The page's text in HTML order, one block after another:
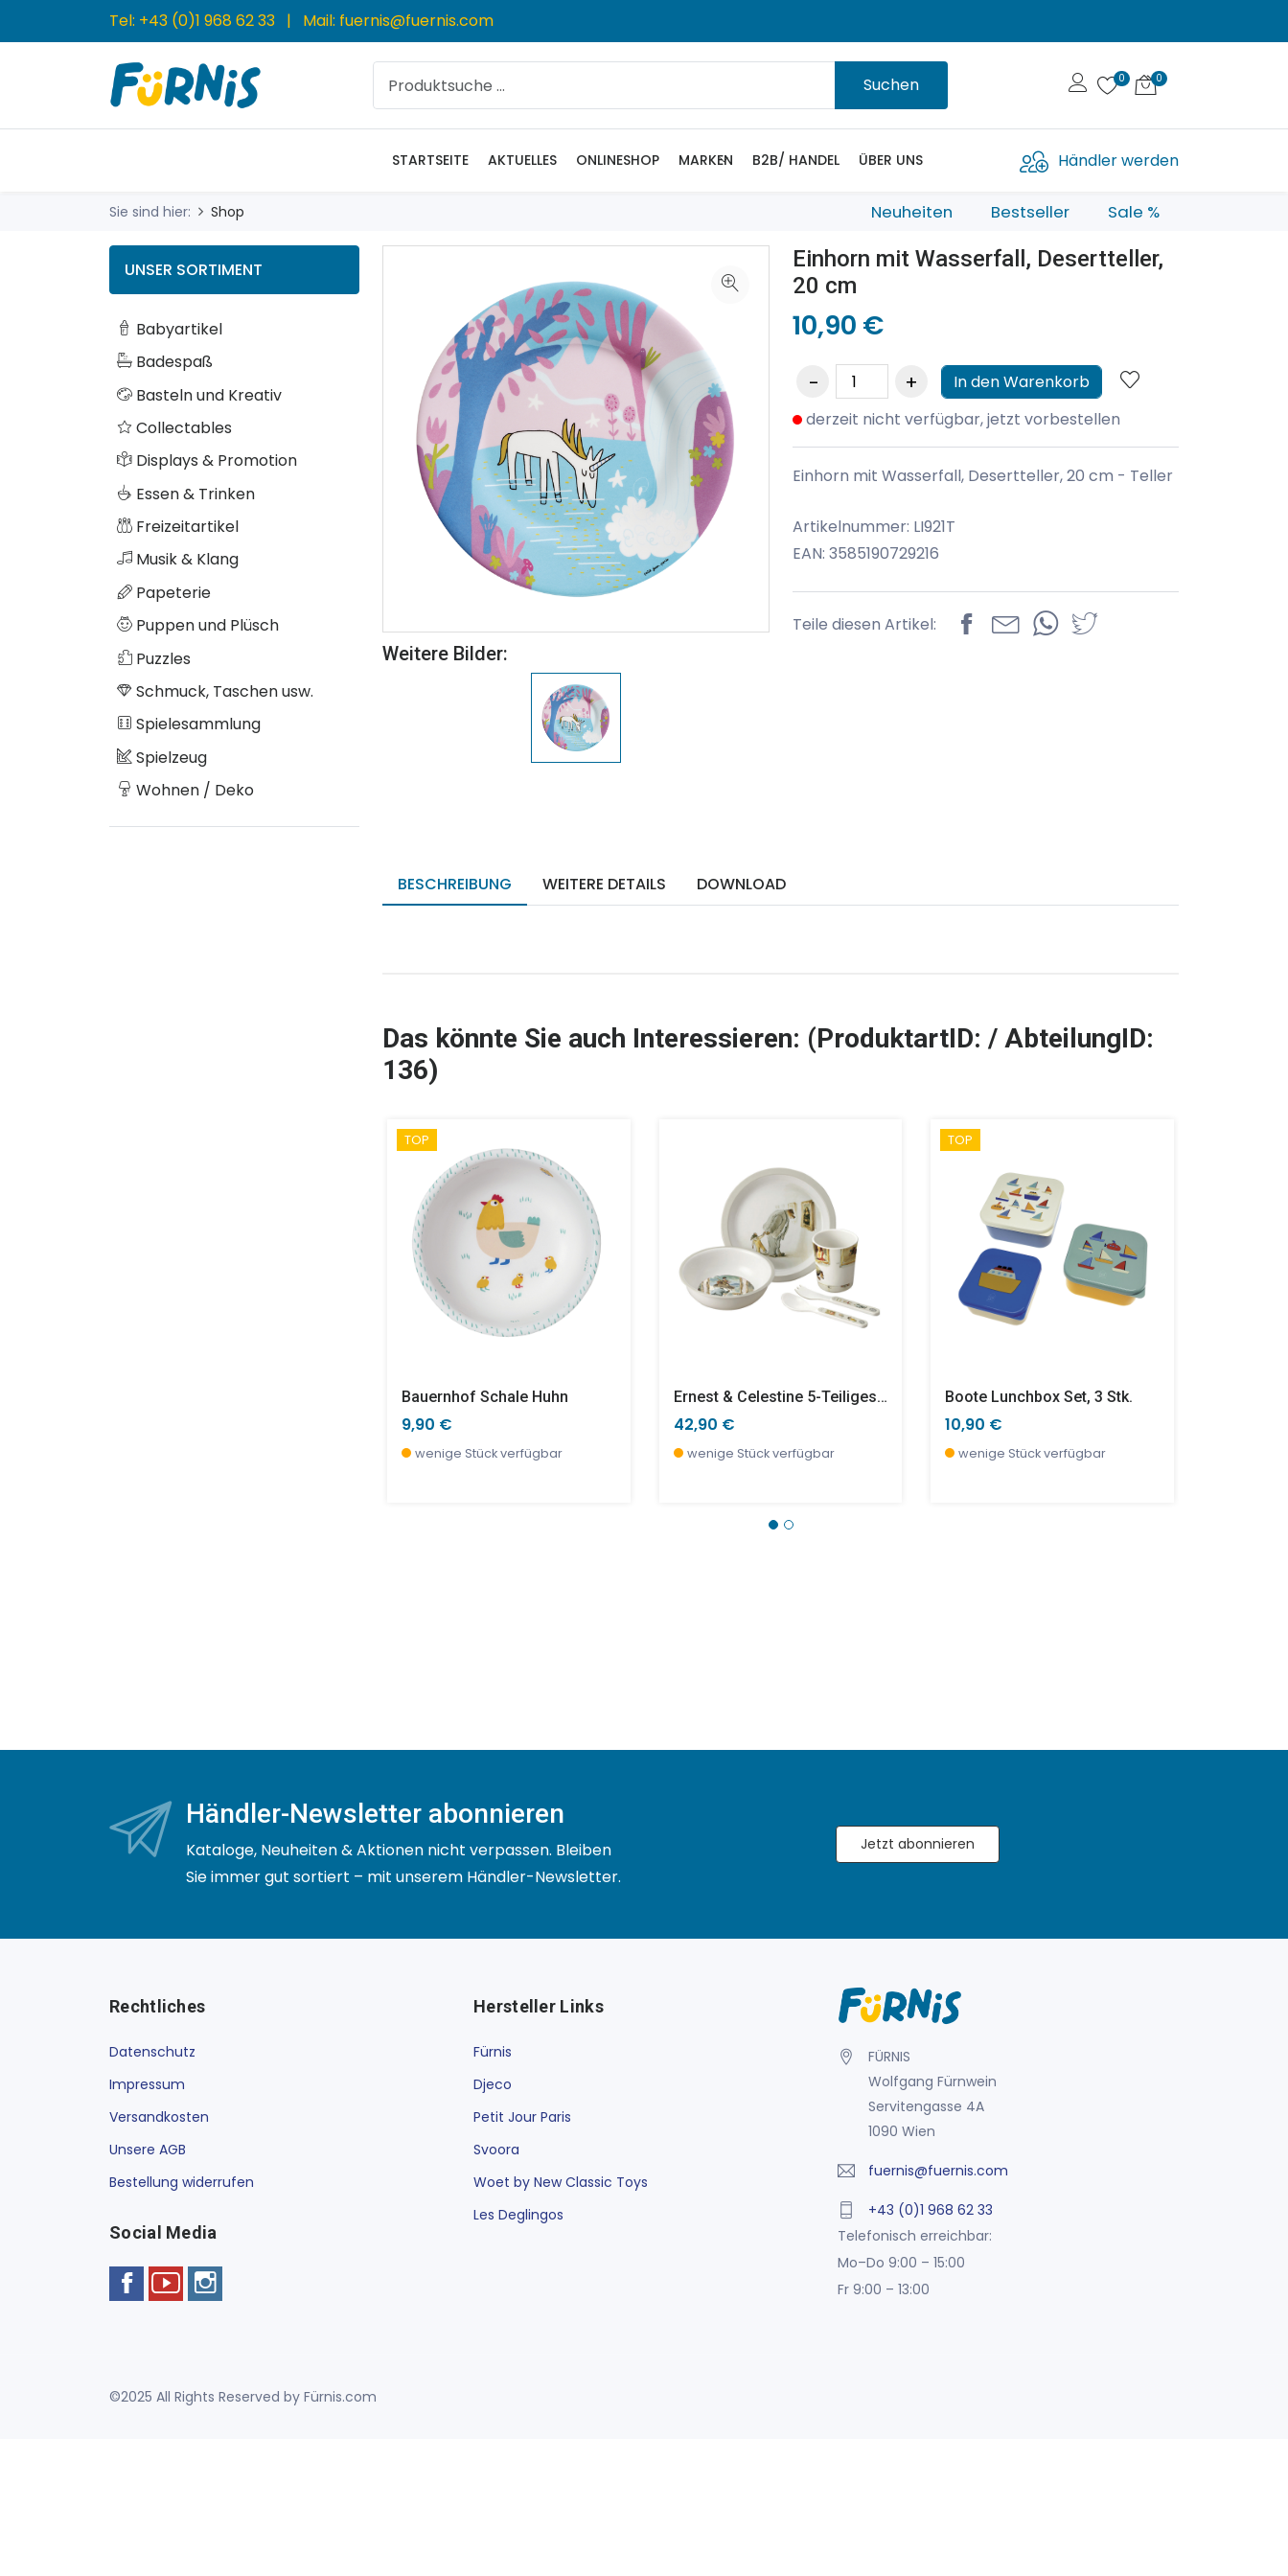
Tel: +43 (0)1 968 62 33 | Mail: fuernis@fuernis.com
Suchen
STARTSEITE AKTUELLES ONLINESHOP MARKEN B2B/ HANDEL ÜBER UNS Händler werden
Sie sind hier: Shop Neuheiten Bestseller Sale %
UNSER SORTIMENT
Babyartikel
Badespaß
Basteln und Kreativ
Collectables
Displays & Promotion
Essen & Trinken
Freizeitartikel
Musik & Klang
Papeterie
Puppen und Plüsch
Puzzles
Schmuck, Taschen usw.
Spielesammlung
Spielzeug
Wohnen / Deko
Weitere Bilder:
Einhorn mit Wasserfall, Desertteller,
20 cm
10,90 €
In den Warenkorb
derzeit nicht verfügbar, jetzt vorbestellen
Einhorn mit Wasserfall, Desertteller, 20 cm - Teller
Artikelnummer: LI921T
EAN: 3585190729216
Teile diesen Artikel:
BESCHREIBUNG WEITERE DETAILS DOWNLOAD
Das könnte Sie auch Interessieren: (ProduktartID: / AbteilungID:
136)
TOP
Bauernhof Schale Huhn
9,90 €
wenige Stück verfügbar
Ernest & Celestine 5-Teiliges Service In Geschenkbox
42,90 €
wenige Stück verfügbar
TOP
Boote Lunchbox Set, 3 Stk.
10,90 €
wenige Stück verfügbar
Händler-Newsletter abonnieren
Kataloge, Neuheiten & Aktionen nicht verpassen. Bleiben
Sie immer gut sortiert – mit unserem Händler-Newsletter.
Jetzt abonnieren
Rechtliches
Datenschutz
Impressum
Versandkosten
Unsere AGB
Bestellung widerrufen
Social Media
Hersteller Links
Fürnis
Djeco
Petit Jour Paris
Svoora
Woet by New Classic Toys
Les Deglingos
FÜRNIS
Wolfgang Fürnwein
Servitengasse 4A
1090 Wien
fuernis@fuernis.com
+43 (0)1 968 62 33
Telefonisch erreichbar:
Mo–Do 9:00 – 15:00
Fr 9:00 – 13:00
©2025 All Rights Reserved by Fürnis.com